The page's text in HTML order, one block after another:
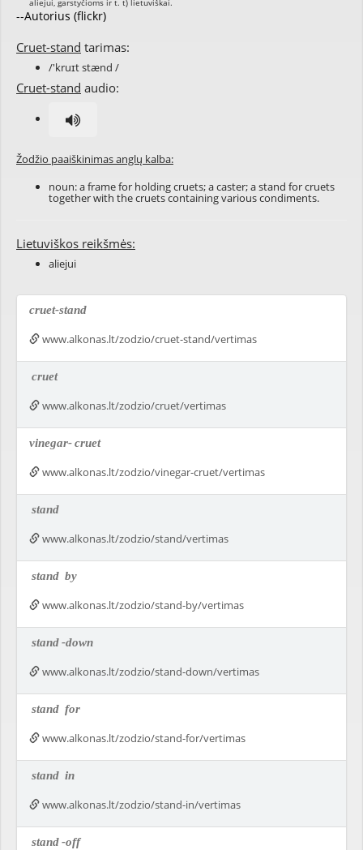
--Autorius (flickr)
Cruet-stand tarimas:
/'kruɪt stænd /
Cruet-stand audio:
Žodžio paaiškinimas anglų kalba:
noun: a frame for holding cruets; a caster; a stand for cruets
together with the cruets containing various condiments.
Lietuviškos reikšmės:
aliejui
cruet-stand
www.alkonas.lt/zodzio/cruet-stand/vertimas
cruet
www.alkonas.lt/zodzio/cruet/vertimas
vinegar-cruet
www.alkonas.lt/zodzio/vinegar-cruet/vertimas
stand
www.alkonas.lt/zodzio/stand/vertimas
stand by
www.alkonas.lt/zodzio/stand-by/vertimas
stand-down
www.alkonas.lt/zodzio/stand-down/vertimas
stand for
www.alkonas.lt/zodzio/stand-for/vertimas
stand in
www.alkonas.lt/zodzio/stand-in/vertimas
stand-off